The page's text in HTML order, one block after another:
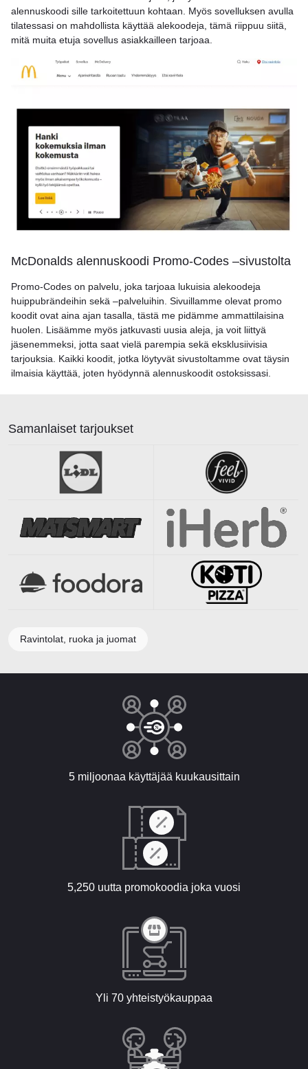
alennuskoodi sille tarkoitettuun kohtaan. Myös sovelluksen avulla
tilatessasi on mahdollista käyttää alekoodeja, tämä riippuu siitä,
mitä muita etuja sovellus asiakkailleen tarjoaa.
McDonalds alennuskoodi Promo-Codes –sivustolta
Promo-Codes on palvelu, joka tarjoaa lukuisia alekoodeja
huippubrändeihin sekä –palveluihin. Sivuillamme olevat promo
koodit ovat aina ajan tasalla, tästä me pidämme ammattilaisina
huolen. Lisäämme myös jatkuvasti uusia aleja, ja voit liittyä
jäsenemmeksi, jotta saat vielä parempia sekä eksklusiivisia
tarjouksia. Kaikki koodit, jotka löytyvät sivustoltamme ovat täysin
ilmaisia käyttää, joten hyödynnä alennuskoodit ostoksissasi.
Samanlaiset tarjoukset
Ravintolat, ruoka ja juomat
5 miljoonaa käyttäjää kuukausittain
5,250 uutta promokoodia joka vuosi
Yli 70 yhteistyökauppaa